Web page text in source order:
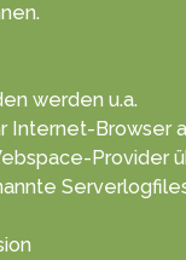
werden u.a.
Inter­net-Browser
Provider